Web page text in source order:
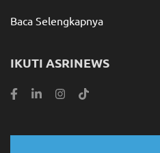
Baca Selengkapnya
IKUTI ASRINEWS